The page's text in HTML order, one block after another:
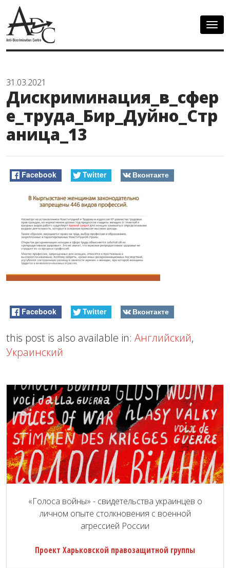
31.03.2021
Дискриминация_в_сфер
е_труда_Бир_Дуйно_Стр
аница_13
Facebook Twitter Вконтакте
Facebook Twitter Вконтакте
this post is also available in: Английский,
Украинский
«Голоса войны» - свидетельства украинцев о
личном опыте столкновения с военной
агрессией России
Проект Харьковской правозащитной группы